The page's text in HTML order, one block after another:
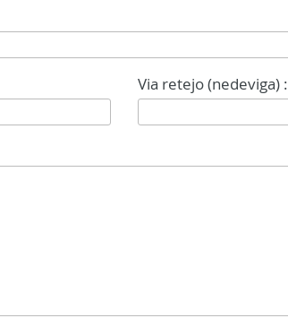
Via retejo (nedeviga) :